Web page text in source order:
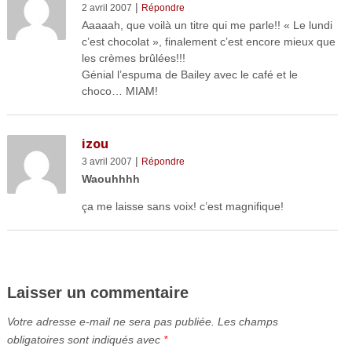
2 avril 2007 | Répondre
Aaaaah, que voilà un titre qui me parle!! « Le lundi
c’est chocolat », finalement c’est encore mieux que
les crèmes brûlées!!!
Génial l’espuma de Bailey avec le café et le
choco… MIAM!
izou
3 avril 2007 | Répondre
Waouhhhh
ça me laisse sans voix! c’est magnifique!
Laisser un commentaire
Votre adresse e-mail ne sera pas publiée. Les champs
obligatoires sont indiqués avec *